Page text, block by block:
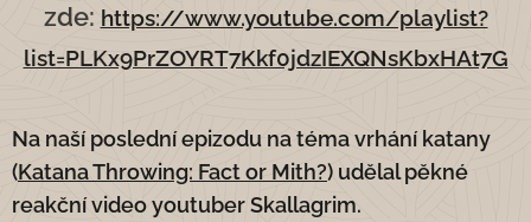
zde: https://www.youtube.com/playlist?
list=PLKx9PrZOYRT7Kkf0jdzIEXQNsKbxHAt7G
Na naší poslední epizodu na téma vrhání katany
(Katana Throwing: Fact or Mith?) udělal pěkné
reakční video youtuber Skallagrim.